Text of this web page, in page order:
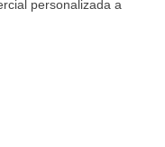
personalizada a